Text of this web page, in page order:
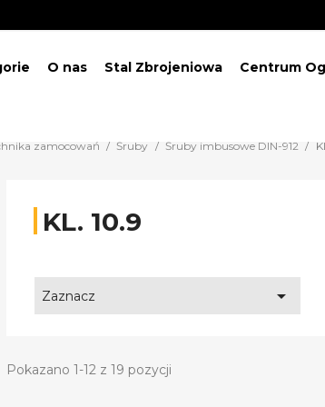
O nas Stal Zbrojeniowa Centrum
zamocowań Śruby Śruby imbusowe DIN-912
KL. 10.9
Zaznacz 
Pokazano 1-12 z 19 pozycji